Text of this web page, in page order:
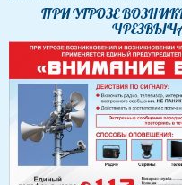
ПРИ УГРОЗЕ